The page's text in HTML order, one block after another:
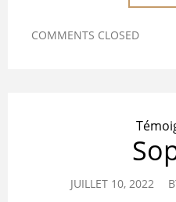
COMMENTS CLOSED
JUILLET 10, 2022